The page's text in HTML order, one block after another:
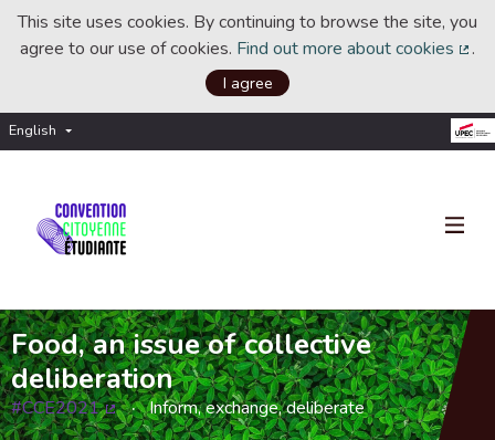
This site uses cookies. By continuing to browse the site, you
agree to our use of cookies. Find out more about cookies .
I agree
English Choisir la langue
Food, an issue of collective
deliberation
#CCE2021
(External link)
Inform, exchange, deliberate